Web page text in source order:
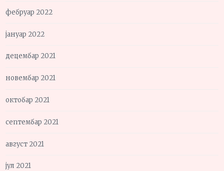
фебруар 2022
јануар 2022
децембар 2021
новембар 2021
октобар 2021
септембар 2021
август 2021
јул 2021